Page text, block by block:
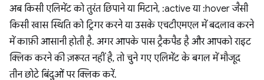
अब किसी एलिमेंट को तुरंत छिपाने या मिटाने, :active या :hover जैसी
किसी खास स्थिति को ट्रिगर करने या उसके एचटीएमएल में बदलाव करने
में काफ़ी आसानी होती है. अगर आपके पास ट्रैकपैड है और आपको राइट
क्लिक करने की ज़रूरत नहीं है, तो चुने गए एलिमेंट के बगल में मौजूद
तीन छोटे बिंदुओं पर क्लिक करें.